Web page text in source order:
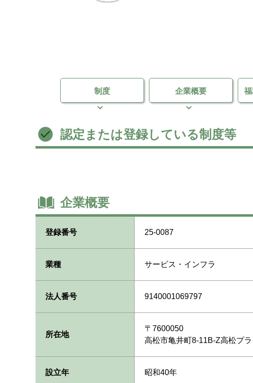
制度 企業概要 福
認定または登録している制度等
企業概要
登録番号 25-0087
業種 サービス・インフラ
法人番号 9140001069797
所在地
〒7600050
高松市亀井町8-11B-Z高松プ
設立年 昭和40年